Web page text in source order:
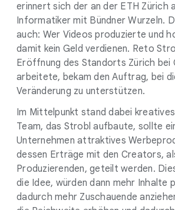
erinnert sich der an der ETH Zürich
Informatiker mit Bündner Wurzeln.
auch: Wer Videos produzierte und
damit kein Geld verdienen. Reto
Eröffnung des Standorts Zürich bei
arbeitete, bekam den Auftrag, bei
Veränderung zu unterstützen.
Im Mittelpunkt stand dabei
Team, das Strobl aufbaute, sollte
Unternehmen attraktives
dessen Erträge mit den Creators,
Produzierenden, geteilt werden.
die Idee, würden dann mehr Inhalte
dadurch mehr Zuschauende